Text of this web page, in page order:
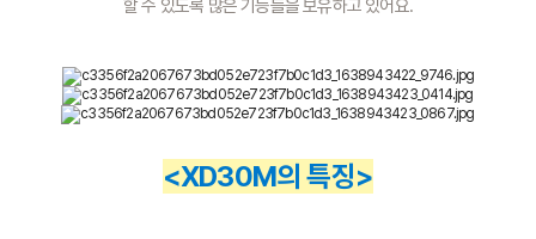
할 수 있도록 많은 기능들을 보유하고 있어요.
<XD30M의 특징>